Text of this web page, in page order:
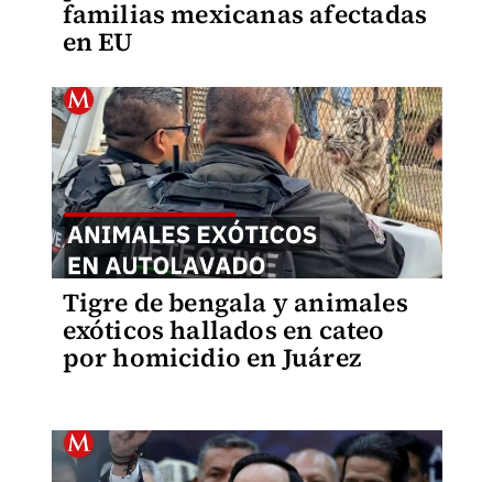
familias mexicanas afectadas
en EU
Tigre de bengala y animales
exóticos hallados en cateo
por homicidio en Juárez